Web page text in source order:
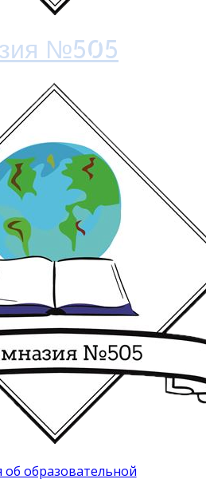
№505
об образовательной